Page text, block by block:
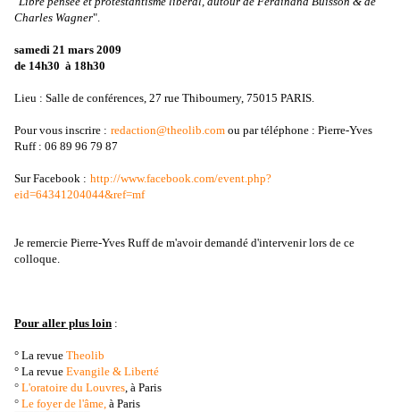
Charles Wagner".
samedi 21 mars 2009
de 14h30 à 18h30
Lieu : Salle de conférences, 27 rue Thiboumery, 75015 PARIS.
Pour vous inscrire : redaction@theolib.com ou par téléphone : Pierre-Yves
Ruff : 06 89 96 79 87
Sur Facebook : http://www.facebook.com/event.php?
eid=64341204044&ref=mf
Je remercie Pierre-Yves Ruff de m'avoir demandé d'intervenir lors de ce
colloque.
Pour aller plus loin :
° La revue Theolib
° La revue Evangile & Liberté
° L'oratoire du Louvres, à Paris
° Le foyer de l'âme, à Paris